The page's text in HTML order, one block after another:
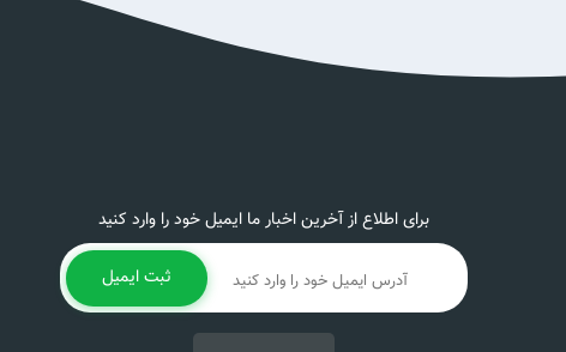
برای اطلاع از آخرین اخبار ما ایمیل خود را وارد کنید
ثبت ایمیل